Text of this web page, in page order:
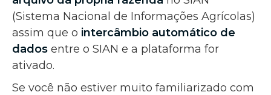
(Sistema Nacional de Informações Agrícolas)
assim que o intercâmbio automático de
dados entre o SIAN e a plataforma for
ativado.
Se você não estiver muito familiarizado com